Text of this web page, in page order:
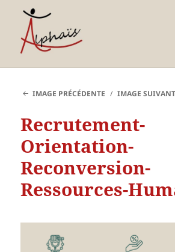
compétences et
orientations
jeunes
IMAGE PRÉCÉDENTE IMAGE
Recrutement-
Orientation-
Reconversion-
Ressources-